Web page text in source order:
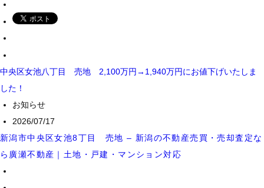
中央区女池八丁目 売地 2,100万円→1,940万円にお値下げいたしま
した！
お知らせ
2026/07/17
新潟市中央区女池8丁目 売地 – 新潟の不動産売買・売却査定な
ら廣瀬不動産｜土地・戸建・マンション対応